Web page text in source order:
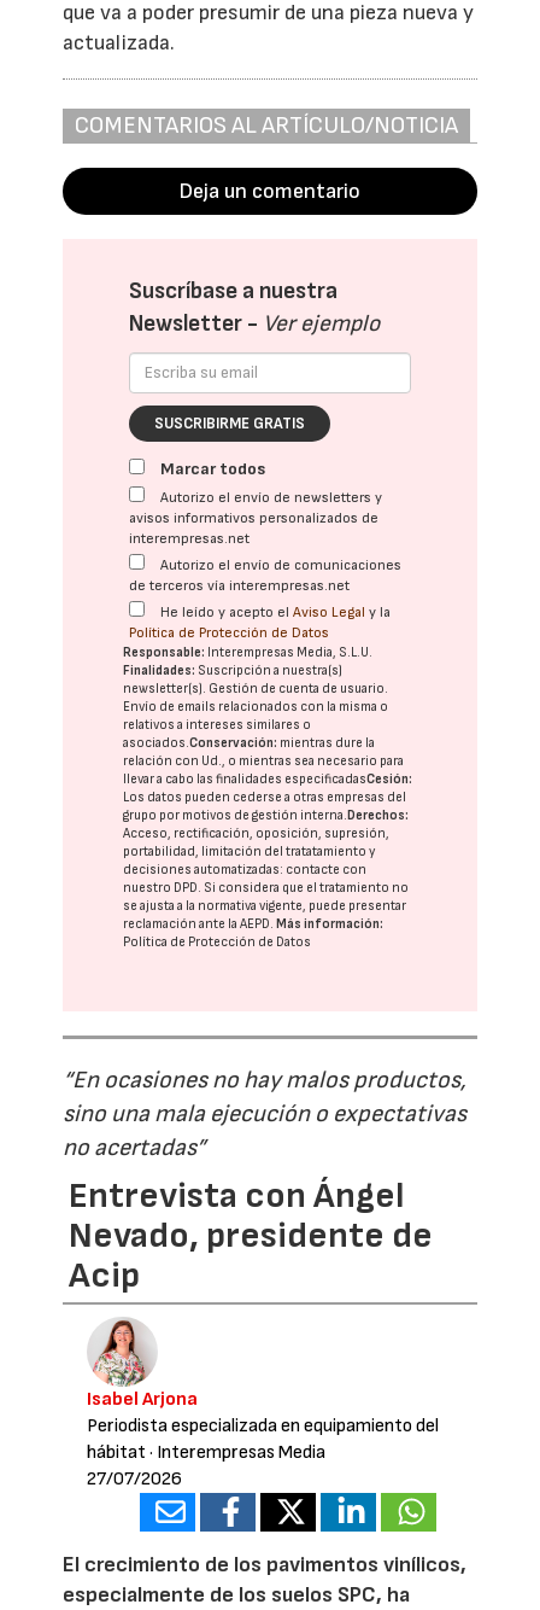
que va a poder presumir de una pieza nueva y
actualizada.
COMENTARIOS AL ARTÍCULO/NOTICIA
Deja un comentario
Suscríbase a nuestra
Newsletter - Ver ejemplo
SUSCRIBIRME GRATIS
Marcar todos
Autorizo el envío de newsletters y
avisos informativos personalizados de
interempresas.net
Autorizo el envío de comunicaciones
de terceros vía interempresas.net
He leído y acepto elAviso Legal y la
Política de Protección de Datos
Responsable: Interempresas Media, S.L.U.
Finalidades: Suscripción a nuestra(s)
newsletter(s). Gestión de cuenta de usuario.
Envío de emails relacionados con la misma o
relativos a intereses similares o
asociados.Conservación: mientras dure la
relación con Ud., o mientras sea necesario para
llevar a cabo las finalidades especificadasCesión:
Los datos pueden cederse a otras empresas del
grupo por motivos de gestión interna.Derechos:
Acceso, rectificación, oposición, supresión,
portabilidad, limitación del tratatamiento y
decisiones automatizadas: contacte con
nuestro DPD. Si considera que el tratamiento no
se ajusta a la normativa vigente, puede presentar
reclamación ante laAEPD.Más información:
Política de Protección de Datos
“En ocasiones no hay malos productos,
sino una mala ejecución o expectativas
no acertadas”
Entrevista con Ángel
Nevado, presidente de
Acip
Isabel Arjona
Periodista especializada en equipamiento del
hábitat · Interempresas Media
27/07/2026
El crecimiento de los pavimentos vinílicos,
especialmente de los suelos SPC, ha